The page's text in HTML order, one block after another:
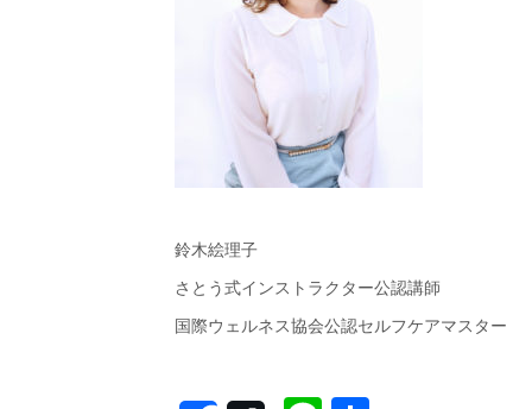
鈴木絵理子
さとう式インストラクター公認講師
国際ウェルネス協会公認セルフケアマスター